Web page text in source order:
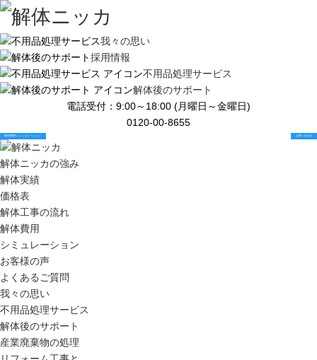
我々の思い
採用情報
不用品処理サービス
解体後のサポート
電話受付：9:00～18:00 (月曜日～金曜日)
0120-00-8655
解体費用シュミュレーション お問い合わせ
解体ニッカの強み
解体実績
価格表
解体工事の流れ
解体費用
シミュレーション
お客様の声
よくあるご質問
我々の思い
不用品処理サービス
解体後のサポート
産業廃棄物の処理